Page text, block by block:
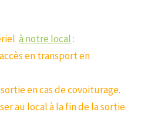
à notre local:
en transport en
en cas de covoiturage.
au local à la fin de la sortie.